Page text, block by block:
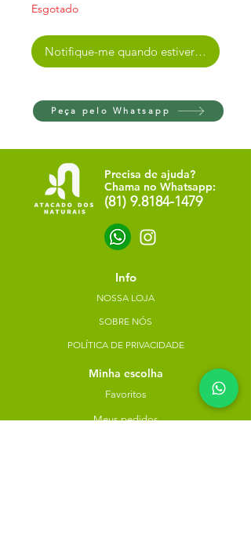
Esgotado
Notifique-me quando estiver disponível
Peça pelo Whatsapp
Precisa de ajuda?
Chama no Whatsapp:
(81) 9.8184-1479
Info
NOSSA LOJA
SOBRE NÓS
POLÍTICA DE PRIVACIDADE
Minha escolha
Favoritos
Meus pedidos